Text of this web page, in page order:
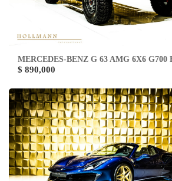
MERCEDES-BENZ G 63 AMG 6X6 G700
$ 890,000